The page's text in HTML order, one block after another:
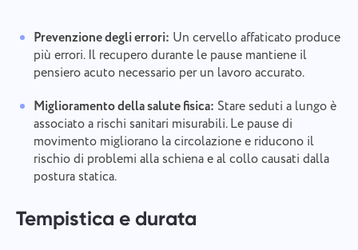
Prevenzione degli errori: Un cervello affaticato produce
più errori. Il recupero durante le pause mantiene il
pensiero acuto necessario per un lavoro accurato.
Miglioramento della salute fisica: Stare seduti a lungo è
associato a rischi sanitari misurabili. Le pause di
movimento migliorano la circolazione e riducono il
rischio di problemi alla schiena e al collo causati dalla
postura statica.
Tempistica e durata